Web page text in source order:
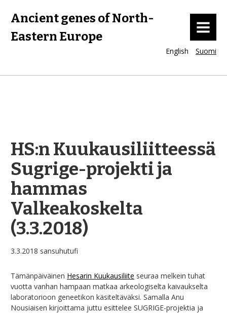
Ancient genes of North-
Eastern Europe
MENU
English Suomi
HS:n Kuukausiliitteessä
Sugrige-projekti ja
hammas
Valkeakoskelta
(3.3.2018)
3.3.2018 sansuhutufi
Tämänpäiväinen Hesarin Kuukausiliite seuraa melkein tuhat
vuotta vanhan hampaan matkaa arkeologiselta kaivaukselta
laboratorioon geneetikon käsiteltäväksi. Samalla Anu
Nousiaisen kirjoittama juttu esittelee SUGRIGE-projektia ja